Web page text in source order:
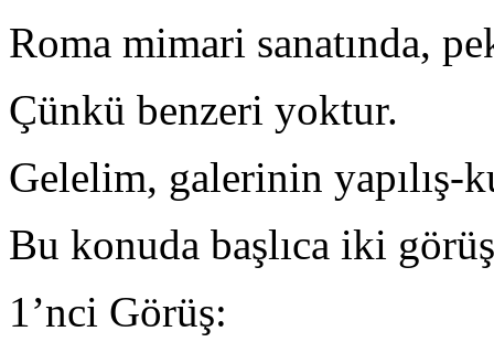
Roma mimari sanatında,
Çünkü benzeri yoktur.
Gelelim, galerinin yapılış-
Bu konuda başlıca iki
1’nci Görüş: